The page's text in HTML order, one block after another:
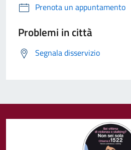
Prenota un appuntamento
Problemi in città
Segnala disservizio